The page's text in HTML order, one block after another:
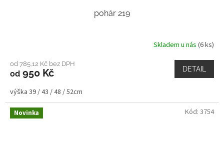
pohár 219
Skladem u nás (6 ks)
od 785,12 Kč bez DPH
od 950 Kč DETAIL
výška 39 / 43 / 48 / 52cm
Novinka Kód: 3754